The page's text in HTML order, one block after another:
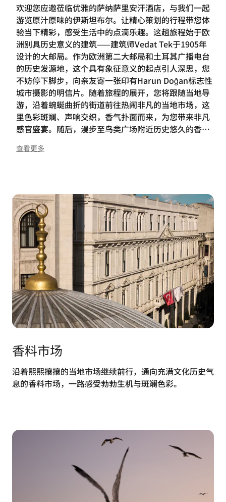
欢迎您应邀莅临优雅的萨纳萨里安汗酒店，与我们一起
游览原汁原味的伊斯坦布尔。让精心策划的行程带您体
验当下精彩，感受生活中的点滴乐趣。这趟旅程始于欧
洲别具历史意义的建筑——建筑师Vedat Tek于1905年
设计的大邮局。作为欧洲第二大邮局和土耳其广播电台
的历史发源地，这个具有象征意义的起点引人深思，您
不妨停下脚步，向亲友寄一张印有Harun Doğan标志性
城市摄影的明信片。随着旅程的展开，您将跟随当地导
游，沿着蜿蜒曲折的街道前往热闹非凡的当地市场，这
里色彩斑斓、声响交织，香气扑面而来，为您带来非凡
感官盛宴。随后，漫步至鸟类广场附近历史悠久的香料
味。在新清真寺广场，您可抓住机会体验当地生活，投
查看更多
香料市场
沿着熙熙攘攘的当地市场继续前行，通向充满文化历史气
息的香料市场，一路感受勃勃生机与斑斓色彩。